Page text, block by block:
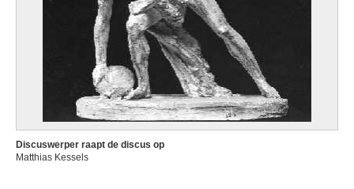
Discuswerper raapt de discus op
Matthias Kessels